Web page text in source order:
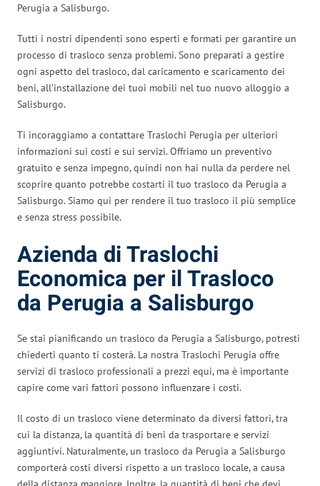
Perugia a Salisburgo.
Tutti i nostri dipendenti sono esperti e formati per garantire un
processo di trasloco senza problemi. Sono preparati a gestire
ogni aspetto del trasloco, dal caricamento e scaricamento dei
beni, all’installazione dei tuoi mobili nel tuo nuovo alloggio a
Salisburgo.
Ti incoraggiamo a contattare Traslochi Perugia per ulteriori
informazioni sui costi e sui servizi. Offriamo un preventivo
gratuito e senza impegno, quindi non hai nulla da perdere nel
scoprire quanto potrebbe costarti il tuo trasloco da Perugia a
Salisburgo. Siamo qui per rendere il tuo trasloco il più semplice
e senza stress possibile.
Azienda di Traslochi
Economica per il Trasloco
da Perugia a Salisburgo
Se stai pianificando un trasloco da Perugia a Salisburgo, potresti
chiederti quanto ti costerà. La nostra Traslochi Perugia offre
servizi di trasloco professionali a prezzi equi, ma è importante
capire come vari fattori possono influenzare i costi.
Il costo di un trasloco viene determinato da diversi fattori, tra
cui la distanza, la quantità di beni da trasportare e servizi
aggiuntivi. Naturalmente, un trasloco da Perugia a Salisburgo
comporterà costi diversi rispetto a un trasloco locale, a causa